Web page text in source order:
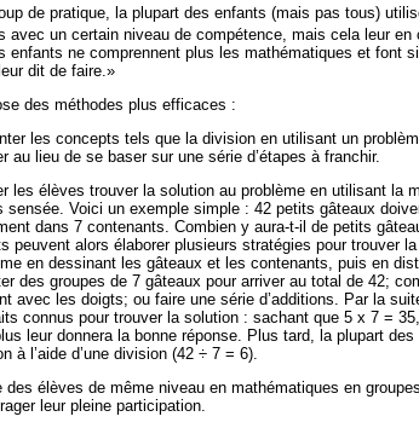
de pratique, la plupart des enfants (mais pas tous)
avec un certain niveau de compétence, mais cela leur en
enfants ne comprennent plus les mathématiques et font
dit de faire.»
des méthodes plus efficaces :
les concepts tels que la division en utilisant un
au lieu de se baser sur une série d’étapes à franchir.
les élèves trouver la solution au problème en utilisant la
sensée. Voici un exemple simple : 42 petits gâteaux
dans 7 contenants. Combien y aura-t-il de petits
peuvent alors élaborer plusieurs stratégies pour trouver
en dessinant les gâteaux et les contenants, puis en
des groupes de 7 gâteaux pour arriver au total de 42;
avec les doigts; ou faire une série d’additions. Par la
connus pour trouver la solution : sachant que 5 x 7 =
leur donnera la bonne réponse. Plus tard, la plupart
à l’aide d’une division (42 ÷ 7 = 6).
des élèves de même niveau en mathématiques en
leur pleine participation.